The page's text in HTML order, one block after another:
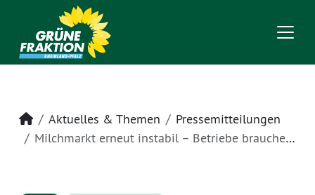
Startseite
Aktuelles & Themen
Pressemitteilungen
Milchmarkt erneut instabil – Betriebe brauchen fairen Wettbewerb